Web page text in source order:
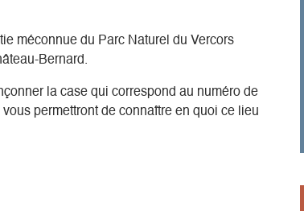
méconnue du Parc Naturel du Vercors
Bernard.
la case qui correspond au numéro de
permettront de connaître en quoi ce lieu